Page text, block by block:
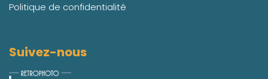
Politique de confidentialité
Suivez-nous